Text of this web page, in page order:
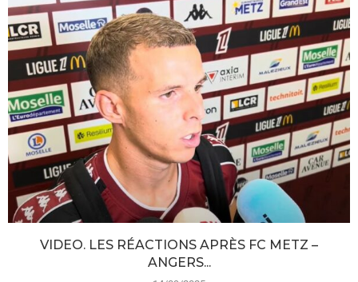
VIDEO. LES RÉACTIONS APRÈS FC METZ –
ANGERS...